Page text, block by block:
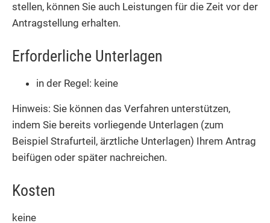
stellen, können Sie auch Leistungen für die Zeit vor der
Antragstellung erhalten.
Erforderliche Unterlagen
in der Regel: keine
Hinweis: Sie können das Verfahren unterstützen,
indem Sie bereits vorliegende Unterlagen (zum
Beispiel Strafurteil, ärztliche Unterlagen) Ihrem Antrag
beifügen oder später nachreichen.
Kosten
keine